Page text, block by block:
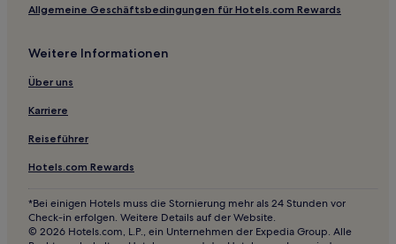
3-Sterne-Hotels in Kobe
Allgemeine Geschäftsbedingungen für Hotels.com Rewards
Weitere Informationen
Über uns
Karriere
Reiseführer
Hotels.com Rewards
*Bei einigen Hotels muss die Stornierung mehr als 24 Stunden vor
Check-in erfolgen. Weitere Details auf der Website.
© 2026 Hotels.com, L.P., ein Unternehmen der Expedia Group. Alle